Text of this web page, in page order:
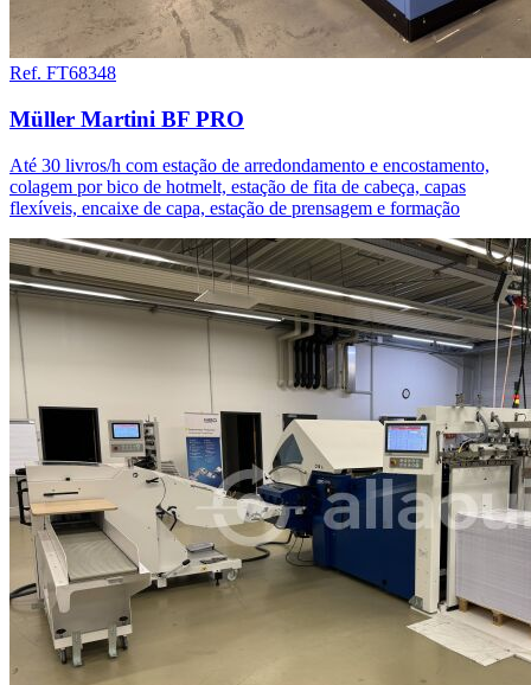
Ref. FT68348
Müller Martini BF PRO
Até 30 livros/h com estação de arredondamento e encostamento,
colagem por bico de hotmelt, estação de fita de cabeça, capas
flexíveis, encaixe de capa, estação de prensagem e formação